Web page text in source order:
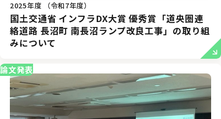
2025年度 （令和7年度）
国土交通省 インフラDX大賞 優秀賞「道央圏連
絡道路 長沼町 南長沼ランプ改良工事」の取り組
みについて
論文発表